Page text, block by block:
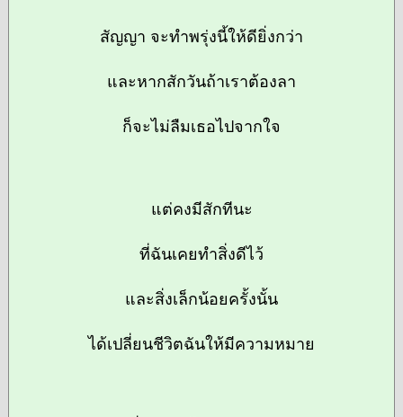
สัญญา จะทำพรุ่งนี้ให้ดียิ่งกว่า
และหากสักวันถ้าเราต้องลา
ก็จะไม่ลืมเธอไปจากใจ
แต่คงมีสักทีนะ
ที่ฉันเคยทำสิ่งดีไว้
และสิ่งเล็กน้อยครั้งนั้น
ได้เปลี่ยนชีวิตฉันให้มีความหมาย